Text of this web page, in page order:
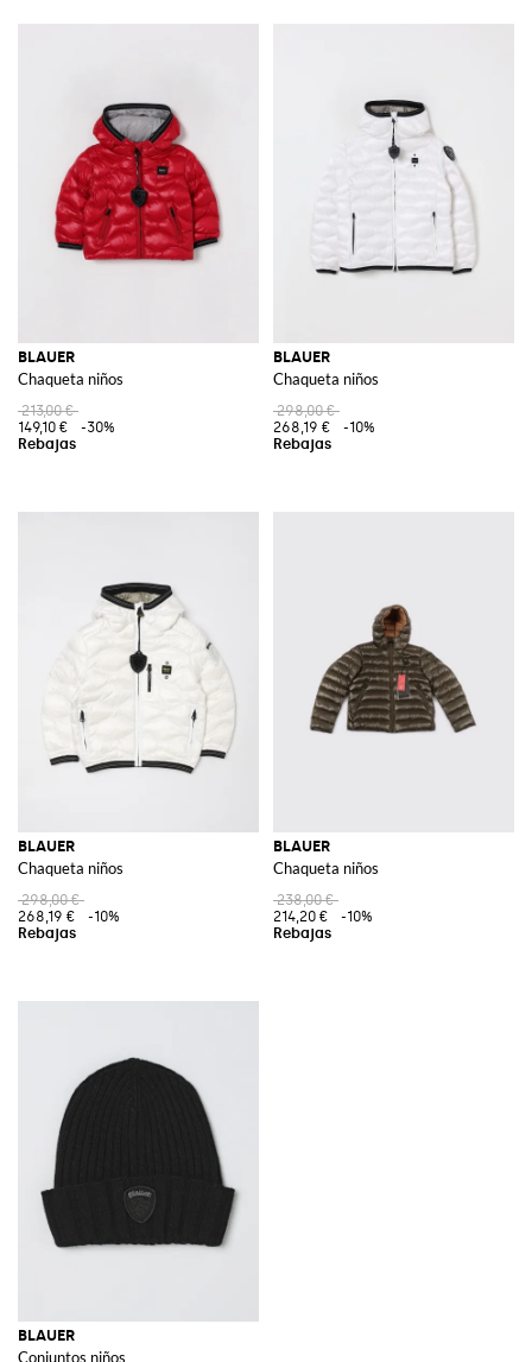
BLAUER
Chaqueta niños
213,00 €
149,10 €
-30%
BLAUER
Chaqueta niños
298,00 €
268,19 €
-10%
BLAUER
Chaqueta niños
298,00 €
268,19 €
-10%
BLAUER
Chaqueta niños
238,00 €
214,20 €
-10%
BLAUER
Conjuntos niños